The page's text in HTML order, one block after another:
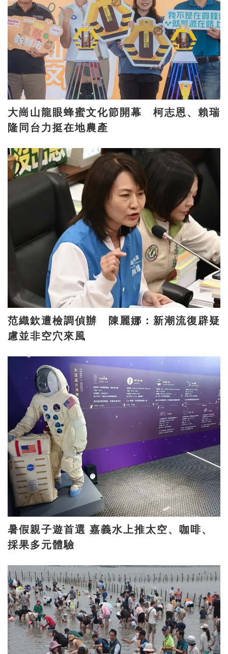
大崗山龍眼蜂蜜文化節開幕 柯志恩、賴瑞
隆同台力挺在地農產
范織欽遭檢調偵辦 陳麗娜：新潮流復辟疑
慮並非空穴來風
暑假親子遊首選 嘉義水上推太空、咖啡、
採果多元體驗